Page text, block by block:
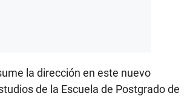
la dirección en este nuevo
de la Escuela de Postgrado de